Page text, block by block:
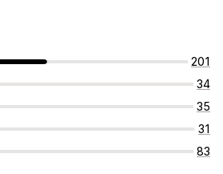
201
34
35
31
83